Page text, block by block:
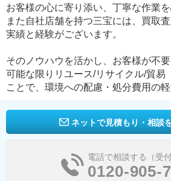
お客様の心に寄り添い、丁寧な作業を
また自社店舗を持つ三宝には、買取
実績と経験がございます。
そのノウハウを活かし、お客様が不
可能な限りリユース/リサイクル/貿易
ことで、環境への配慮・処分費用の軽
ネットで見積もり・相談
電話で相談する（受
0120-905-